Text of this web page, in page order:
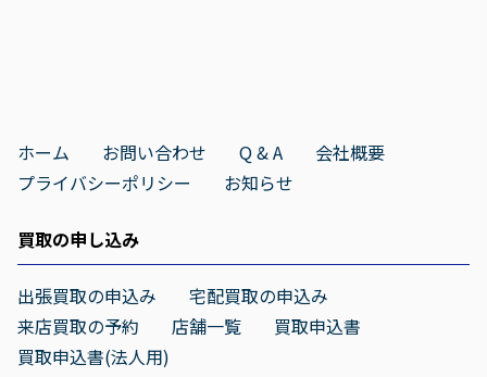
ホーム お問い合わせ Q & A
会社概要
プライバシーポリシー
お知らせ
買取の申し込み
出張買取の申込み
宅配買取の申込み
来店買取の予約
店舗一覧
買取申込書
買取申込書(法人用)